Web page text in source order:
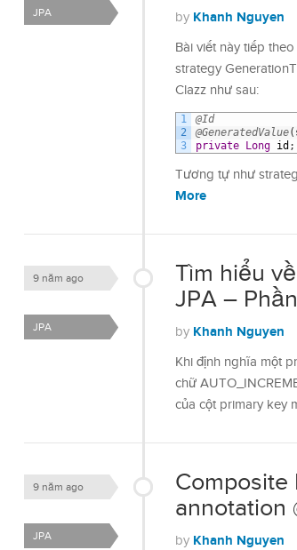
by Khanh Nguyen
JPA
Bài viết này tiếp
strategy
Clazz như sau:
1
2
3
@Id
@GeneratedValue(
private
Long id ;
Tương tự như
More
Tìm hiểu
JPA –
9 năm ago
by Khanh Nguyen
JPA
Khi định nghĩa một
chữ
của cột primary key
Composite
annotation
9 năm ago
by Khanh Nguyen
JPA